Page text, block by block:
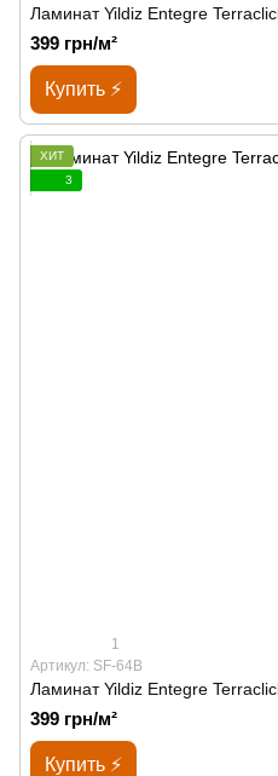
Ламинат Yildiz Entegre
399 грн/м²
Купить ⚡
ХИТ
3
1
Артикул: SF-64B
Ламинат Yildiz Entegre
399 грн/м²
Купить ⚡